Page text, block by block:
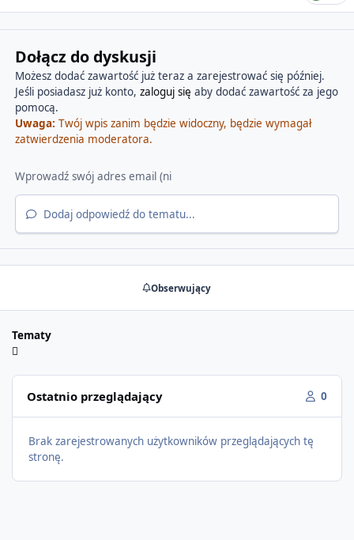
Dołącz do dyskusji
Możesz dodać zawartość już teraz a zarejestrować się później.
Jeśli posiadasz już konto, zaloguj się aby dodać zawartość za jego
pomocą.
Uwaga: Twój wpis zanim będzie widoczny, będzie wymagał
zatwierdzenia moderatora.
Dodaj odpowiedź do tematu...
Obserwujący
Tematy
Ostatnio przeglądający 0
Brak zarejestrowanych użytkowników przeglądających tę
stronę.